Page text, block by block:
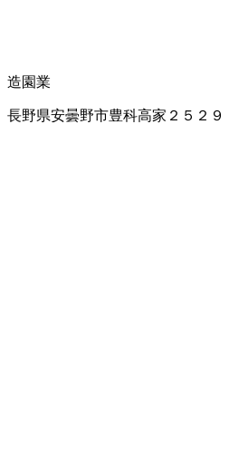
造園業
長野県安曇野市豊科高家２５２９